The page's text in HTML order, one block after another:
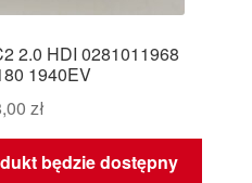
2.0 HDI 0281011968
1940EV
zł
będzie dostępny